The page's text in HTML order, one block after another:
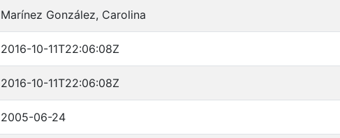
Marínez González, Carolina
2016-10-11T22:06:08Z
2016-10-11T22:06:08Z
2005-06-24